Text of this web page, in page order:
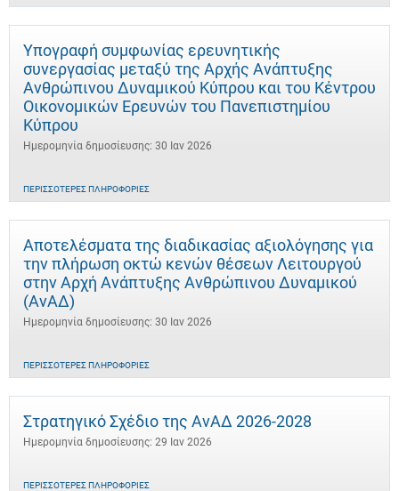
Υπογραφή συμφωνίας ερευνητικής
συνεργασίας μεταξύ της Αρχής Ανάπτυξης
Ανθρώπινου Δυναμικού Κύπρου και του Κέντρου
Οικονομικών Ερευνών του Πανεπιστημίου
Κύπρου
Ημερομηνία δημοσίευσης: 30 Ιαν 2026
ΠΕΡΙΣΣΌΤΕΡΕΣ ΠΛΗΡΟΦΟΡΊΕΣ
Αποτελέσματα της διαδικασίας αξιολόγησης για
την πλήρωση οκτώ κενών θέσεων Λειτουργού
στην Αρχή Ανάπτυξης Ανθρώπινου Δυναμικού
(ΑνΑΔ)
Ημερομηνία δημοσίευσης: 30 Ιαν 2026
ΠΕΡΙΣΣΌΤΕΡΕΣ ΠΛΗΡΟΦΟΡΊΕΣ
Στρατηγικό Σχέδιο της ΑνΑΔ 2026-2028
Ημερομηνία δημοσίευσης: 29 Ιαν 2026
ΠΕΡΙΣΣΌΤΕΡΕΣ ΠΛΗΡΟΦΟΡΊΕΣ